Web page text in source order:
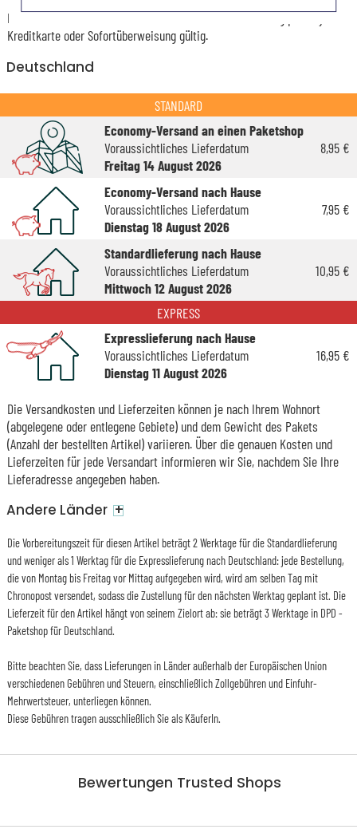
Bewertungen Trusted Shops
Das Voraussichtliche Lieferdatum ist nur bei einer Zahlung per PayPal,
Kreditkarte oder Sofortüberweisung gültig.
Deutschland
STANDARD
Economy-Versand an einen Paketshop
Voraussichtliches Lieferdatum
Freitag 14 August 2026
8,95 €
Economy-Versand nach Hause
Voraussichtliches Lieferdatum
Dienstag 18 August 2026
7,95 €
Standardlieferung nach Hause
Voraussichtliches Lieferdatum
Mittwoch 12 August 2026
10,95 €
EXPRESS
Expresslieferung nach Hause
Voraussichtliches Lieferdatum
Dienstag 11 August 2026
16,95 €
Die Versandkosten und Lieferzeiten können je nach Ihrem Wohnort
(abgelegene oder entlegene Gebiete) und dem Gewicht des Pakets
(Anzahl der bestellten Artikel) variieren. Über die genauen Kosten und
Lieferzeiten für jede Versandart informieren wir Sie, nachdem Sie Ihre
Lieferadresse angegeben haben.
Andere Länder +
Die Vorbereitungszeit für diesen Artikel beträgt 2 Werktage für die Standardlieferung
und weniger als 1 Werktag für die Expresslieferung nach Deutschland: jede Bestellung,
die von Montag bis Freitag vor Mittag aufgegeben wird, wird am selben Tag mit
Chronopost versendet, sodass die Zustellung für den nächsten Werktag geplant ist. Die
Lieferzeit für den Artikel hängt von seinem Zielort ab: sie beträgt 3 Werktage in DPD -
Paketshop für Deutschland.
Bitte beachten Sie, dass Lieferungen in Länder außerhalb der Europäischen Union
verschiedenen Gebühren und Steuern, einschließlich Zollgebühren und Einfuhr-
Mehrwertsteuer, unterliegen können.
Diese Gebühren tragen ausschließlich Sie als KäuferIn.